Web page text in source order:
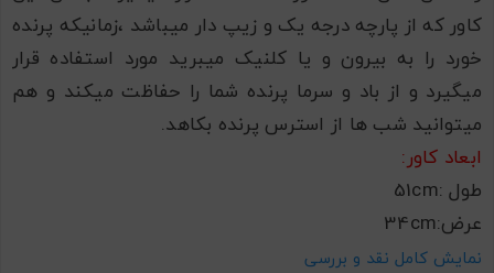
کاور که از پارچه درجه یک و زیپ دار میباشد ،زمانیکه پرنده
خورد را به بیرون و یا کلنیک میبرید مورد استفاده قرار
میگیرد و از باد و سرما پرنده شما را حفاظت میکند و هم
میتوانید شب ها از استرس پرنده بکاهد.
ابعاد کاور:
طول :51cm
عرض:34cm
ارتفاع:40cm
نمایش کامل نقد و بررسی